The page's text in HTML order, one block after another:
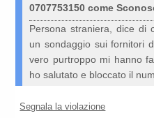
0707753150 come
Persona straniera, dice di
un sondaggio sui fornitori
vero purtroppo mi hanno
ho salutato e bloccato il
Segnala la violazione